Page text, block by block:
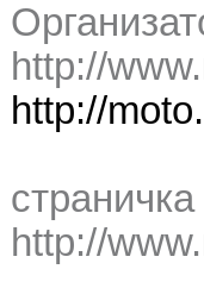
http://
http://
http://